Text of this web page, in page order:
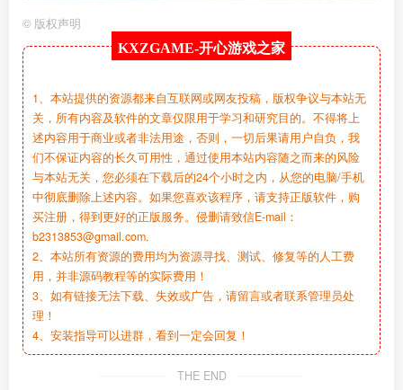
© 版权声明
KXZGAME-开心游戏之家
1、本站提供的资源都来自互联网或网友投稿，版权争议与本站无
关，所有内容及软件的文章仅限用于学习和研究目的。不得将上
述内容用于商业或者非法用途，否则，一切后果请用户自负，我
们不保证内容的长久可用性，通过使用本站内容随之而来的风险
与本站无关，您必须在下载后的24个小时之内，从您的电脑/手机
中彻底删除上述内容。如果您喜欢该程序，请支持正版软件，购
买注册，得到更好的正版服务。侵删请致信E-mail：
b2313853@gmail.com.
2、本站所有资源的费用均为资源寻找、测试、修复等的人工费
用，并非源码教程等的实际费用！
3、如有链接无法下载、失效或广告，请留言或者联系管理员处
理！
4、安装指导可以进群，看到一定会回复！
THE END